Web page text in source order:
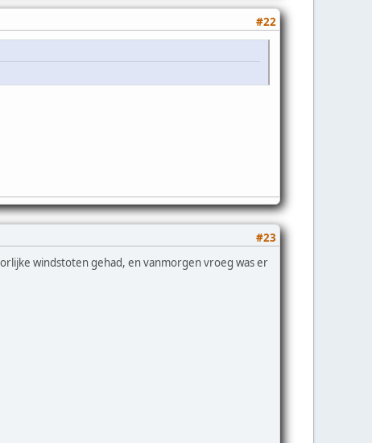
#22
#23
windstoten gehad, en vanmorgen vroeg was er